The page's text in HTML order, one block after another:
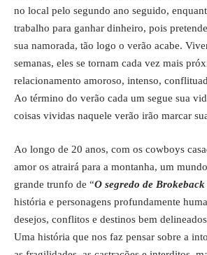
no local pelo segundo ano seguido,
trabalho para ganhar dinheiro, pois
sua namorada, tão logo o verão acabe.
semanas, eles se tornam cada vez mais
relacionamento amoroso, intenso,
Ao término do verão cada um segue sua
coisas vividas naquele verão irão marcar
Ao longo de 20 anos, com os cowboys
amor os atrairá para a montanha, um
grande trunfo de “O segredo de
história e personagens profundamente
desejos, conflitos e destinos bem
Uma história que nos faz pensar sobre a